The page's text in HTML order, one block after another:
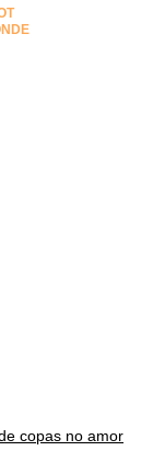
copas no amor